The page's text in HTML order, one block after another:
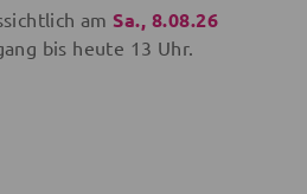
am Sa., 8.08.26
bis heute 13 Uhr.